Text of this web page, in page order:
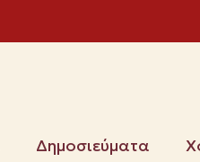
Δημοσιεύματα